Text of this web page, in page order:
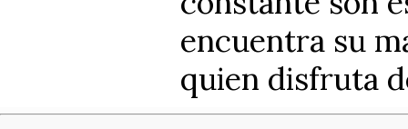
encuentra su
quien disfruta